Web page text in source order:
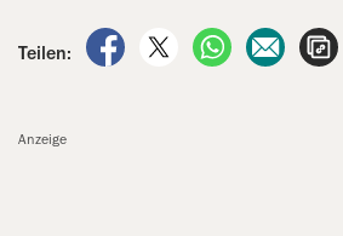
Teilen:
auf Facebook teilen
auf X teilen
per per
Anzeige